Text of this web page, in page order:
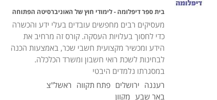
בסקטור הציבורי או הפרטי.
לימודי קורס חשבי שכר מתקיימים במוסדות לימוד רבים
ברחבי הארץ: חיפה, תל אביב, רמת גן, נתניה, הרצליה, כפר
סבא ובמקומות נוספים רבים אחרים.
בית ספר דיפלומה - לימודי חוץ של האוניברסיטה הפתוחה
מעסיקים רבים מחפשים עובדים בעלי ידע והכשרה
כדי לחסוך בעלויות העסקה. קורס זה מרחיב את
הידע ומכשיר מקצועית חשבי שכר, באמצעות הכנה
לבחינות לשכת רואי חשבון ומשרד הכלכלה.
במסגרתו נלמדים היבטי
רעננה ירושלים פתח תקווה ראשל"צ
באר שבע מקוון